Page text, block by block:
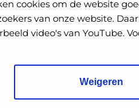
cookies om de website
van onze website.
video's van YouTube.
Weigeren